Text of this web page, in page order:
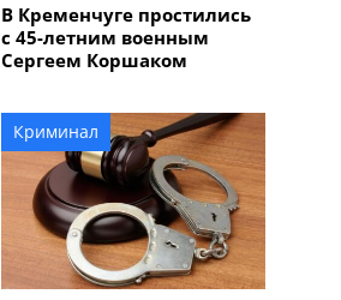
В Кременчуге простились
с 45-летним военным
Сергеем Коршаком
Криминал